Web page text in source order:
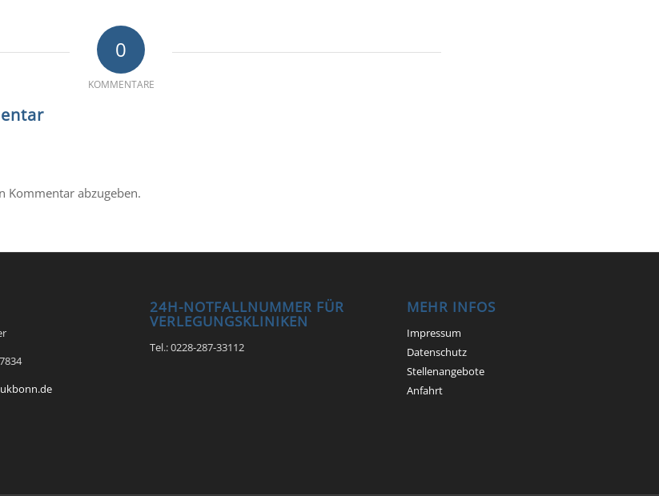
0
KOMMENTARE
Kommentar abzugeben.
24H-NOTFALLNUMMER FÜR
VERLEGUNGSKLINIKEN
Tel.: 0228-287-33112
MEHR INFOS
Impressum
Datenschutz
Stellenangebote
Anfahrt